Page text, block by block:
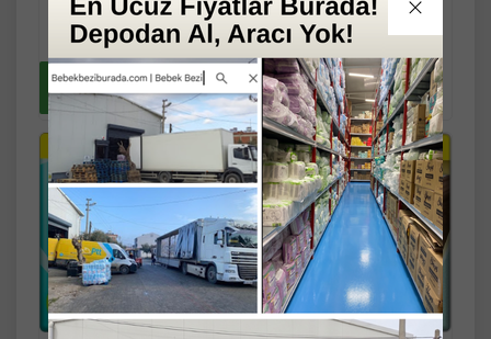
456,05 TL
Sepete
Ekle
Yaz Fırsatlarını
kaçırma !